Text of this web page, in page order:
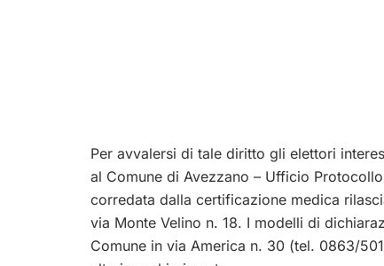
Per avvalersi di tale diritto gli elettori
al Comune di Avezzano – Ufficio
corredata dalla certificazione medica
via Monte Velino n. 18. I modelli di
Comune in via America n. 30 (tel. 0863/